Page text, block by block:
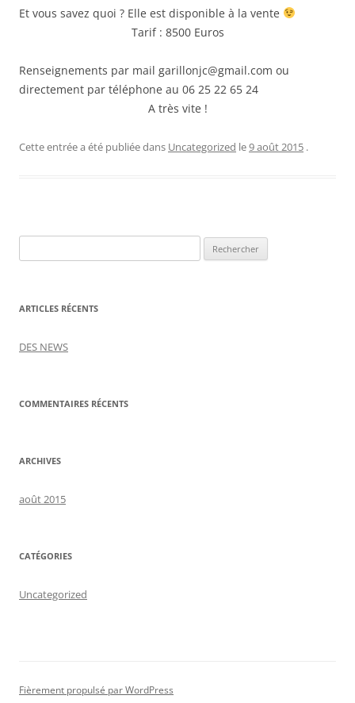
Et vous savez quoi ? Elle est disponible à la vente
Tarif : 8500 Euros
Renseignements par mail garillonjc@gmail.com ou
directement par téléphone au 06 25 22 65 24
A très vite !
Cette entrée a été publiée dans Uncategorized le9 août 2015 .
ARTICLES RÉCENTS
DES NEWS
COMMENTAIRES RÉCENTS
ARCHIVES
août 2015
CATÉGORIES
Uncategorized
Fièrement propulsé par WordPress